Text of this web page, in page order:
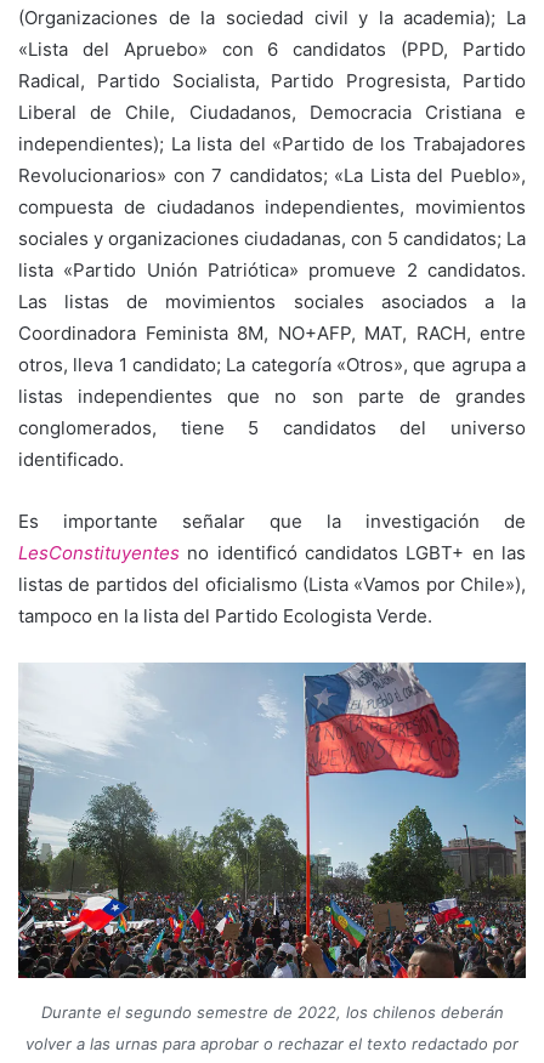
(Organizaciones de la sociedad civil y la academia); La
«Lista del Apruebo» con 6 candidatos (PPD, Partido
Radical, Partido Socialista, Partido Progresista, Partido
Liberal de Chile, Ciudadanos, Democracia Cristiana e
independientes); La lista del «Partido de los Trabajadores
Revolucionarios» con 7 candidatos; «La Lista del Pueblo»,
compuesta de ciudadanos independientes, movimientos
sociales y organizaciones ciudadanas, con 5 candidatos; La
lista «Partido Unión Patriótica» promueve 2 candidatos.
Las listas de movimientos sociales asociados a la
Coordinadora Feminista 8M, NO+AFP, MAT, RACH, entre
otros, lleva 1 candidato; La categoría «Otros», que agrupa a
listas independientes que no son parte de grandes
conglomerados, tiene 5 candidatos del universo
identificado.
Es importante señalar que la investigación de
LesConstituyentes no identificó candidatos LGBT+ en las
listas de partidos del oficialismo (Lista «Vamos por Chile»),
tampoco en la lista del Partido Ecologista Verde.
Durante el segundo semestre de 2022, los chilenos deberán
volver a las urnas para aprobar o rechazar el texto redactado por